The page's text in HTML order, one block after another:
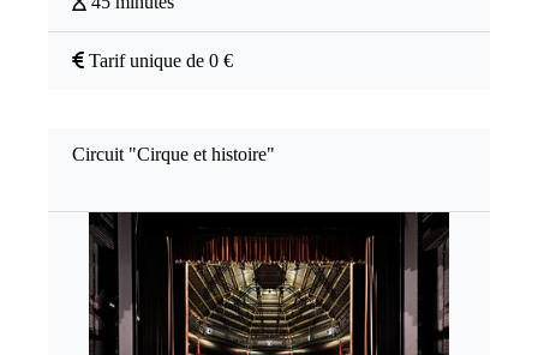
Tarif unique de 0 €
Circuit "Cirque et histoire"